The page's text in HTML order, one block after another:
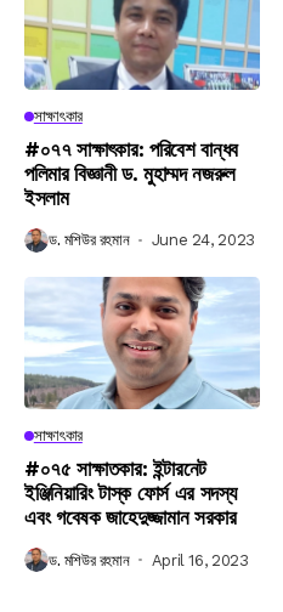
সাক্ষাৎকার
#০৭৭ সাক্ষাৎকার: পরিবেশ বান্ধব
পলিমার বিজ্ঞানী ড. মুহাম্মদ নজরুল
ইসলাম
ড. মশিউর রহমান June 24, 2023
সাক্ষাৎকার
#০৭৫ সাক্ষাতকার: ইন্টারনেট
ইঞ্জিনিয়ারিং টাস্ক ফোর্স এর সদস্য
এবং গবেষক জাহেদুজ্জামান সরকার
ড. মশিউর রহমান April 16, 2023